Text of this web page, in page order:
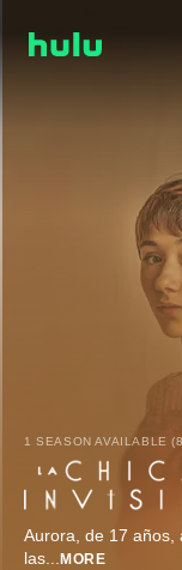
1 SEASON AVAILABLE
Aurora, de 17 años,
las... MORE